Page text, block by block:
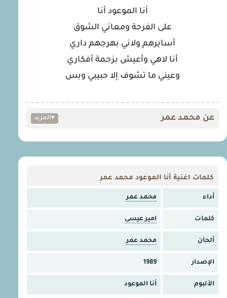
أنا الموعود أنا
على الفرحة ومعاني الشوق
أسايرهم ولاني بهرجهم داري
أنا لاهي وأعيش بزحمة أفكاري
وعيني ما تشوف إلا حبيبي وبس
عن محمد عمر ▾المزيد
كلمات اغنية أنا الموعود محمد عمر
أداء محمد عمر
كلمات امير عيسى
ألحان محمد عمر
الإصدار 1989
الألبوم أنا الموعود